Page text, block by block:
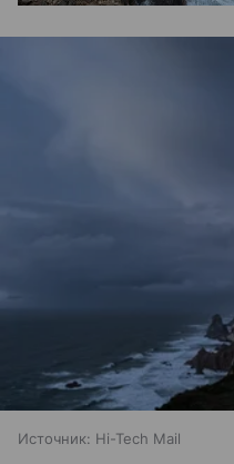
Источник: Hi-Tech Mail